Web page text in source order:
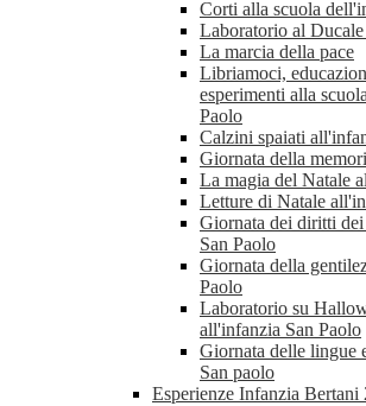
Corti alla scuola
Laboratorio al
La marcia della pace
Libriamoci,
esperimenti alla
Paolo
Calzini spaiati
Giornata della
La magia del Natale
Letture di Natale
Giornata dei diritti
San Paolo
Giornata della
Paolo
Laboratorio su
all'infanzia San Paolo
Giornata delle lingue
San paolo
Esperienze Infanzia Bertani